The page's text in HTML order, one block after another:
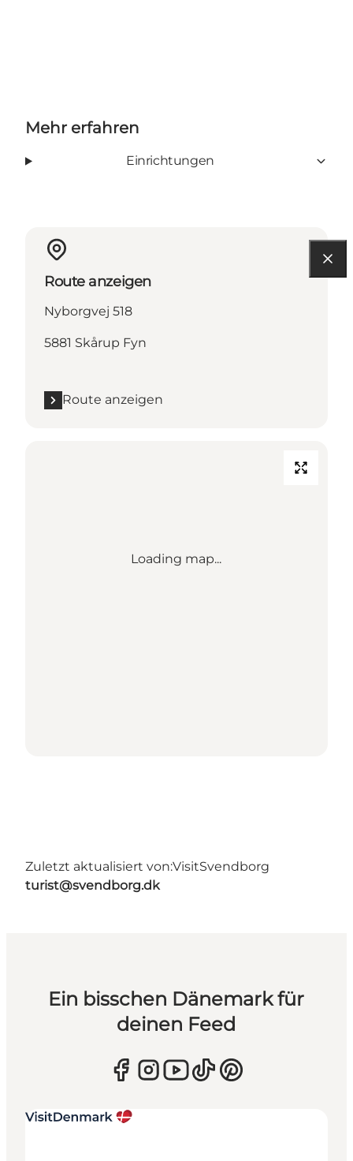
Mehr erfahren
Einrichtungen
Route anzeigen
Nyborgvej 518
5881 Skårup Fyn
Route anzeigen
Loading map...
Zuletzt aktualisiert von:VisitSvendborg
turist@svendborg.dk
Ein bisschen Dänemark für
deinen Feed